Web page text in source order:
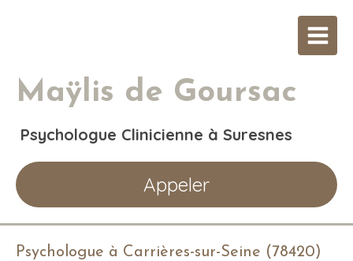
Maÿlis de Goursac
Psychologue Clinicienne à Suresnes
Appeler
Psychologue à Carrières-sur-Seine (78420)